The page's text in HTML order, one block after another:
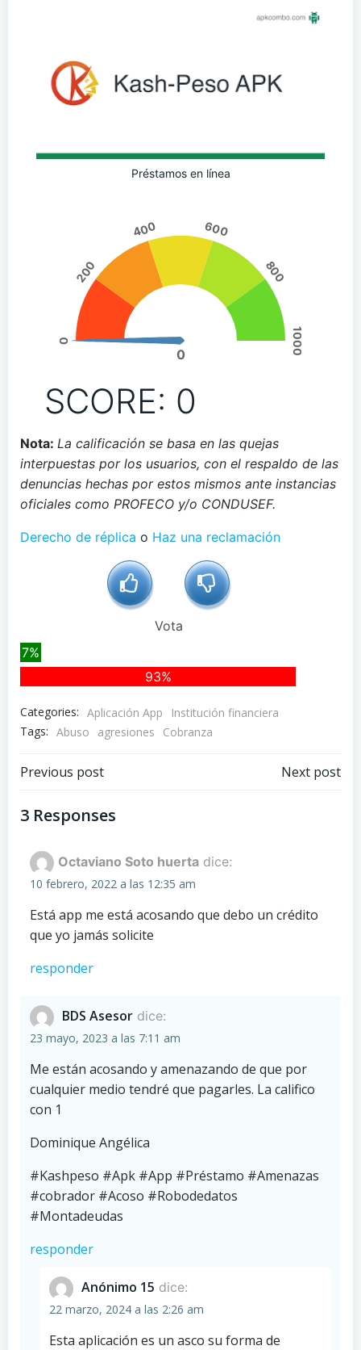
Préstamos en línea
0
200
400 600
800
1000
0
SCORE: 0
Nota: La calificación se basa en las quejas
interpuestas por los usuarios, con el respaldo de las
denuncias hechas por estos mismos ante instancias
oficiales como PROFECO y/o CONDUSEF.
Derecho de réplica o Haz una reclamación
Vota
7%
93%
Categories: Aplicación App
Institución financiera
Tags: Abuso agresiones Cobranza
Navegación
de
entradas
Previous post
Navegación
entradas
Next post
3 Responses
Octaviano Soto huerta dice:
10 febrero, 2022 a las 12:35 am
Está app me está acosando que debo un crédito
que yo jamás solicite
responder
BDS Asesor dice:
23 mayo, 2023 a las 7:11 am
Me están acosando y amenazando de que por
cualquier medio tendré que pagarles. La califico
con 1
Dominique Angélica
#Kashpeso #Apk #App #Préstamo #Amenazas
#cobrador #Acoso #Robodedatos
#Montadeudas
responder
Anónimo 15 dice:
22 marzo, 2024 a las 2:26 am
Esta aplicación es un asco su forma de